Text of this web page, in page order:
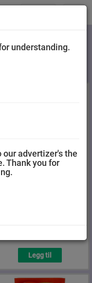
Legg til
understanding.
our advertizer's the
Thank you for